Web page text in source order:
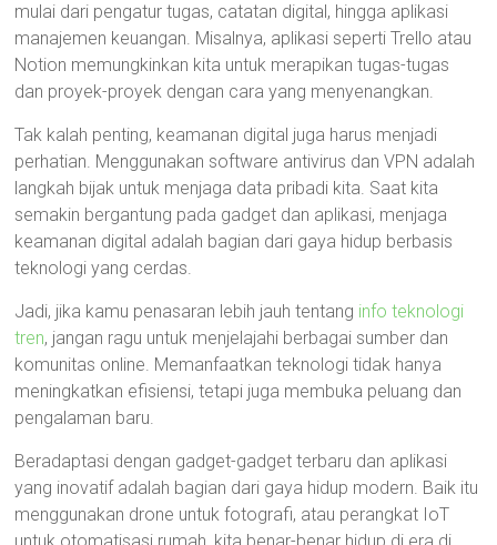
mulai dari pengatur tugas, catatan digital, hingga aplikasi
manajemen keuangan. Misalnya, aplikasi seperti Trello atau
Notion memungkinkan kita untuk merapikan tugas-tugas
dan proyek-proyek dengan cara yang menyenangkan.
Tak kalah penting, keamanan digital juga harus menjadi
perhatian. Menggunakan software antivirus dan VPN adalah
langkah bijak untuk menjaga data pribadi kita. Saat kita
semakin bergantung pada gadget dan aplikasi, menjaga
keamanan digital adalah bagian dari gaya hidup berbasis
teknologi yang cerdas.
Jadi, jika kamu penasaran lebih jauh tentang info teknologi
tren, jangan ragu untuk menjelajahi berbagai sumber dan
komunitas online. Memanfaatkan teknologi tidak hanya
meningkatkan efisiensi, tetapi juga membuka peluang dan
pengalaman baru.
Beradaptasi dengan gadget-gadget terbaru dan aplikasi
yang inovatif adalah bagian dari gaya hidup modern. Baik itu
menggunakan drone untuk fotografi, atau perangkat IoT